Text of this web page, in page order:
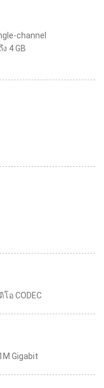
channel
4 GB
อ CODEC
Gigabit